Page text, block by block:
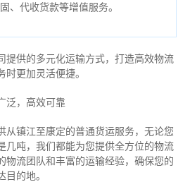
、代收货款等增值服务。
提供的多元化运输方式，打造高效物流
更加灵活便捷。
泛，高效可靠
从镇江至康定的普通货运服务，无论您
几吨，我们都能为您提供全方位的物流
物流团队和丰富的运输经验，确保您的
的地。